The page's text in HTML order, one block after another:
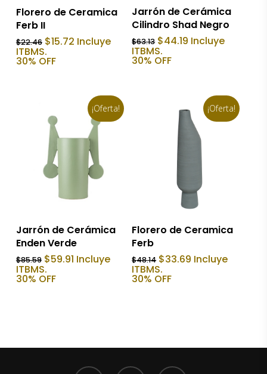
Añadir Al Carrito
Florero de Ceramica
Ferb II
$22.46 El
precio
original
$15.72El
precio
Incluye
ITBMS.
30% OFF
Añadir Al Carrito
Jarrón de Cerámica
Cilindro Shad Negro
$63.13 El
precio
original
$44.19 El
precio
Incluye
ITBMS.
30% OFF
¡Oferta!
Añadir Al Carrito
Jarrón de Cerámica
Enden Verde
$85.59 El
precio
original
$59.91El
precio
Incluye
ITBMS.
30% OFF
¡Oferta!
Añadir Al Carrito
Florero de Ceramica
Ferb
$48.14 El
precio
original
$33.69 El
precio
Incluye
ITBMS.
30% OFF